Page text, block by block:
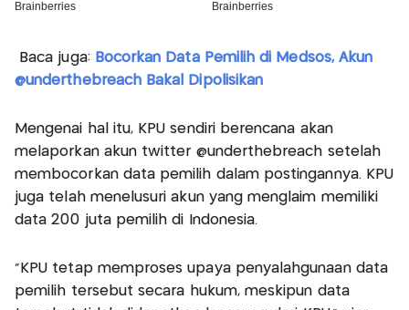
Baca juga: Bocorkan Data Pemilih di Medsos, Akun
@underthebreach Bakal Dipolisikan
Mengenai hal itu, KPU sendiri berencana akan
melaporkan akun twitter @underthebreach setelah
membocorkan data pemilih dalam postingannya. KPU
juga telah menelusuri akun yang menglaim memiliki
data 200 juta pemilih di Indonesia.
"KPU tetap memproses upaya penyalahgunaan data
pemilih tersebut secara hukum, meskipun data